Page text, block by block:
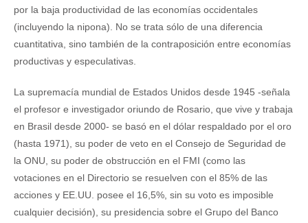
por la baja productividad de las economías occidentales
(incluyendo la nipona). No se trata sólo de una diferencia
cuantitativa, sino también de la contraposición entre economías
productivas y especulativas.
La supremacía mundial de Estados Unidos desde 1945 -señala
el profesor e investigador oriundo de Rosario, que vive y trabaja
en Brasil desde 2000- se basó en el dólar respaldado por el oro
(hasta 1971), su poder de veto en el Consejo de Seguridad de
la ONU, su poder de obstrucción en el FMI (como las
votaciones en el Directorio se resuelven con el 85% de las
acciones y EE.UU. posee el 16,5%, sin su voto es imposible
cualquier decisión), su presidencia sobre el Grupo del Banco